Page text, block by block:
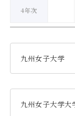
3 食品
4 食品
5
（管理
4年次
九州女子大学
家政学部生活
九州女子大学大